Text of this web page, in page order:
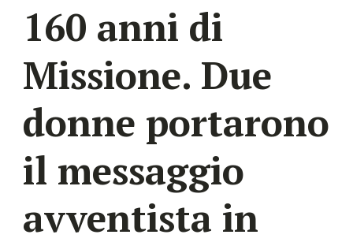
160 anni di
Missione. Due
donne portarono
il messaggio
avventista in